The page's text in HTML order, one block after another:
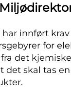
innført
for
det
det skal tas